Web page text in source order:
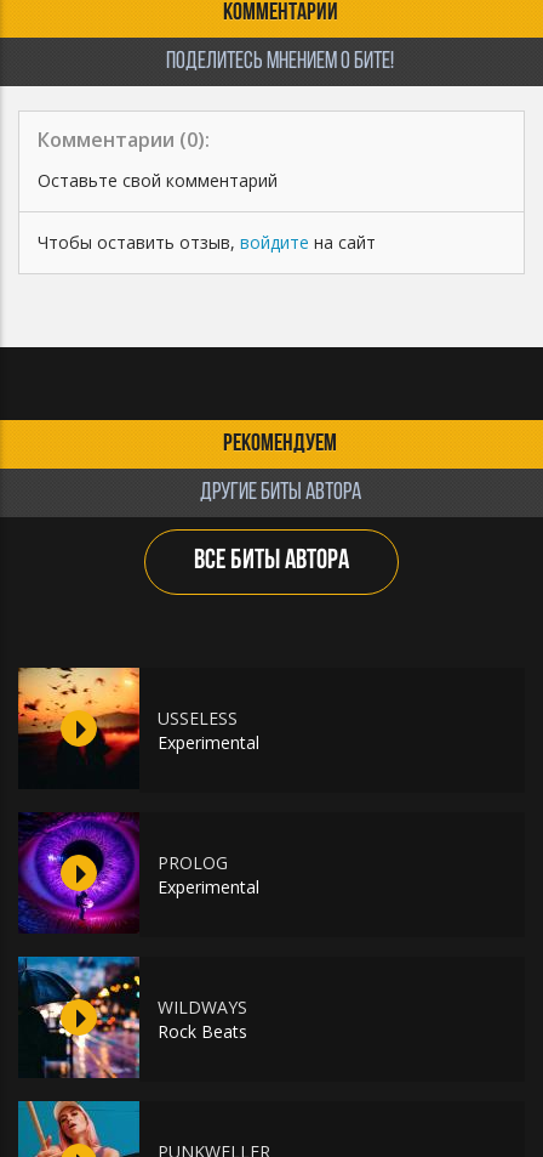
КОММЕНТАРИИ
ПОДЕЛИТЕСЬ МНЕНИЕМ О БИТЕ!
Комментарии (0):
Оставьте свой комментарий
Чтобы оставить отзыв, войдите на сайт
РЕКОМЕНДУЕМ
ДРУГИЕ БИТЫ АВТОРА
ВСЕ БИТЫ АВТОРА
USSELESS
Experimental
PROLOG
Experimental
WILDWAYS
Rock Beats
PUNKWELLER